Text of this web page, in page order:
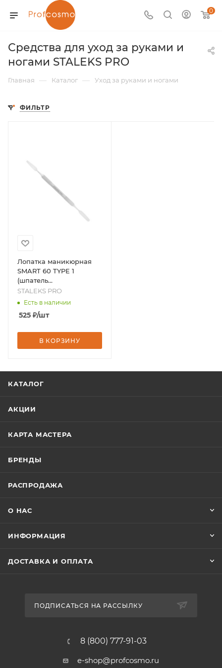
0
Средства для уход за руками и
ногами STALEKS PRO
Главная — Каталог — Уход за руками и ногами
ФИЛЬТР
Лопатка маникюрная
SMART 60 TYPE 1
(шпатель
ровный+шпатель
конический), бренд -
STALEKS PRO
Есть в наличии
525 ₽/шт
В КОРЗИНУ
КАТАЛОГ
АКЦИИ
КАРТА МАСТЕРА
БРЕНДЫ
РАСПРОДАЖА
О НАС
ИНФОРМАЦИЯ
ДОСТАВКА И ОПЛАТА
ПОДПИСАТЬСЯ НА РАССЫЛКУ
8 (800) 777-91-03
e-shop@profcosmo.ru